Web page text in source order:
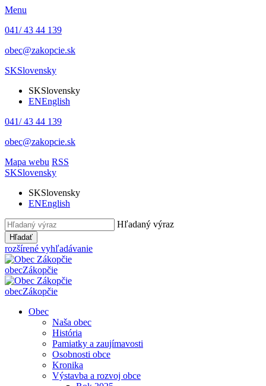
Menu
041/ 43 44 139
obec@zakopcie.sk
SKSlovensky
SKSlovensky
ENEnglish
041/ 43 44 139
obec@zakopcie.sk
Mapa webu RSS
SKSlovensky
SKSlovensky
ENEnglish
Hľadaný výraz
Hľadať
rozšírené vyhľadávanie
obecZákopčie
obecZákopčie
Obec
Naša obec
História
Pamiatky a zaujímavosti
Osobnosti obce
Kronika
Výstavba a rozvoj obce